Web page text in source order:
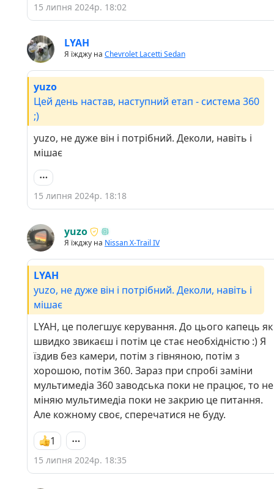
15 липня 2024р. 18:02
LYAH
Я їжджу на Chevrolet Lacetti Sedan
yuzo
Цей день настав, наступний етап - система 360
;)
yuzo, не дуже він і потрібний. Деколи, навіть і
мішає
15 липня 2024р. 18:18
yuzo
Я їжджу на Nissan X-Trail IV
LYAH
yuzo, не дуже він і потрібний. Деколи, навіть і
мішає
LYAH, це полегшує керування. До цього капець як
швидко звикаєш і потім це стає необхідністю :) Я
їздив без камери, потім з гівняною, потім з
хорошою, потім 360. Зараз при спробі заміни
мультимедіа 360 заводська поки не працює, то не
міняю мультимедіа поки не закрию це питання.
Але кожному своє, сперечатися не буду.
1
15 липня 2024р. 18:35